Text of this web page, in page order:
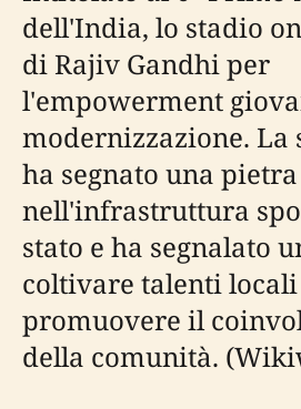
dell'India, lo stadio
di Rajiv Gandhi per
l'empowerment
modernizzazione. La
ha segnato una
nell'infrastruttura
stato e ha segnalato
coltivare talenti locali
promuovere il
della comunità.